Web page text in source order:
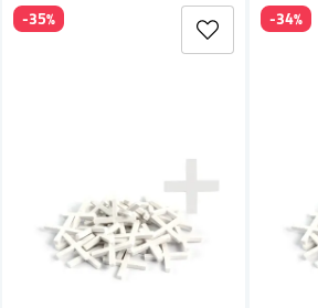
Ja, ni får publicera min fråga
Skicka fråga
-35% -34%